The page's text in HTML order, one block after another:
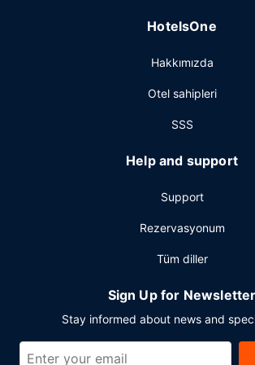
HotelsOne
Hakkımızda
Otel sahipleri
SSS
Help and support
Support
Rezervasyonum
Tüm diller
Sign Up for Newsletter
Stay informed about news and